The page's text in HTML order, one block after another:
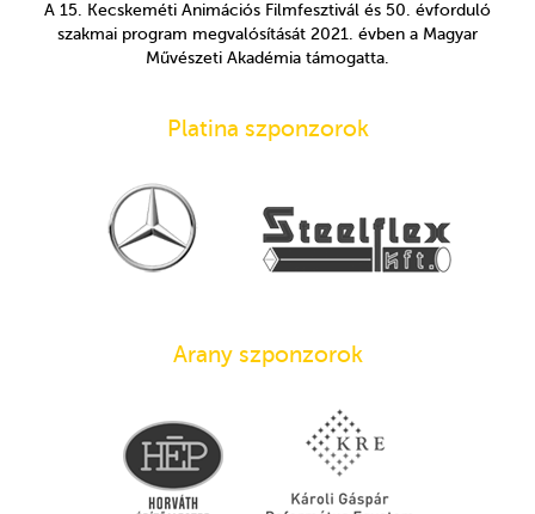
A 15. Kecskeméti Animációs Filmfesztivál és 50. évforduló
szakmai program megvalósítását 2021. évben a Magyar
Művészeti Akadémia támogatta.
Platina szponzorok
Arany szponzorok